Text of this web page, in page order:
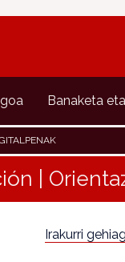
Banaketa
|
Irakurri